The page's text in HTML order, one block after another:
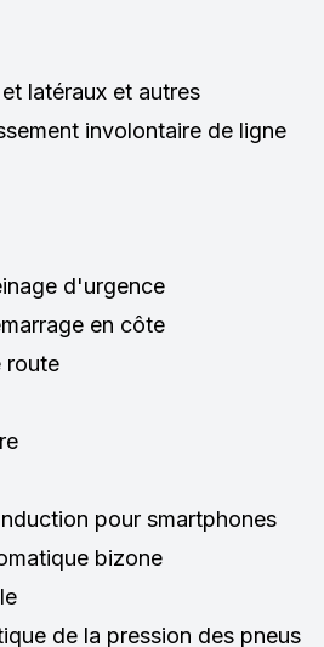
latéraux et autres
involontaire de ligne
d'urgence
en côte
route
pour smartphones
bizone
de la pression des pneus